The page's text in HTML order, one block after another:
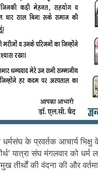
के प्रवर्तक आचार्य
यात्रा संघ मंगलवार को
तीर्थों की वंदना की और